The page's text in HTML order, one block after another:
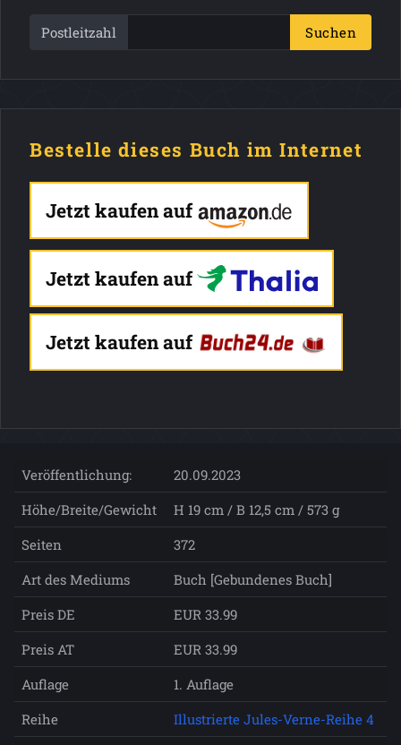
Postleitzahl Suchen
Bestelle dieses Buch im Internet
Jetzt kaufen auf
Jetzt kaufen auf
Jetzt kaufen auf
Veröffentlichung:
20.09.2023
Höhe/Breite/Gewicht
H 19 cm / B 12,5 cm / 573 g
Seiten
372
Art des Mediums
Buch [Gebundenes Buch]
Preis DE
EUR 33.99
Preis AT
EUR 33.99
Auflage
1. Auflage
Reihe
Illustrierte Jules-Verne-Reihe 4